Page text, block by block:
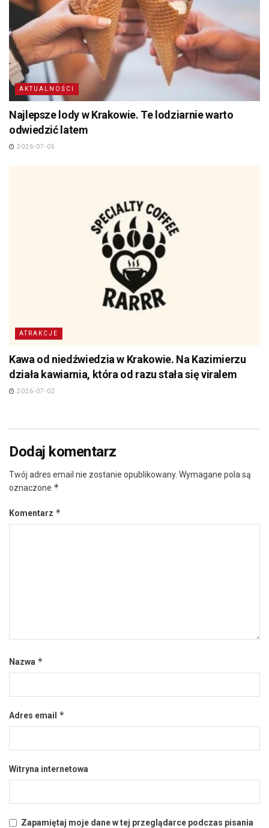
AKTUALNOŚCI
Najlepsze lody w Krakowie. Te lodziarnie warto
odwiedzić latem
2026-07-05
ATRAKCJE
Kawa od niedźwiedzia w Krakowie. Na Kazimierzu
działa kawiarnia, która od razu stała się viralem
2026-07-02
Dodaj komentarz
Twój adres email nie zostanie opublikowany. Wymagane pola są
oznaczone *
Komentarz *
Nazwa *
Adres email *
Witryna internetowa
Zapamiętaj moje dane w tej przeglądarce podczas pisania